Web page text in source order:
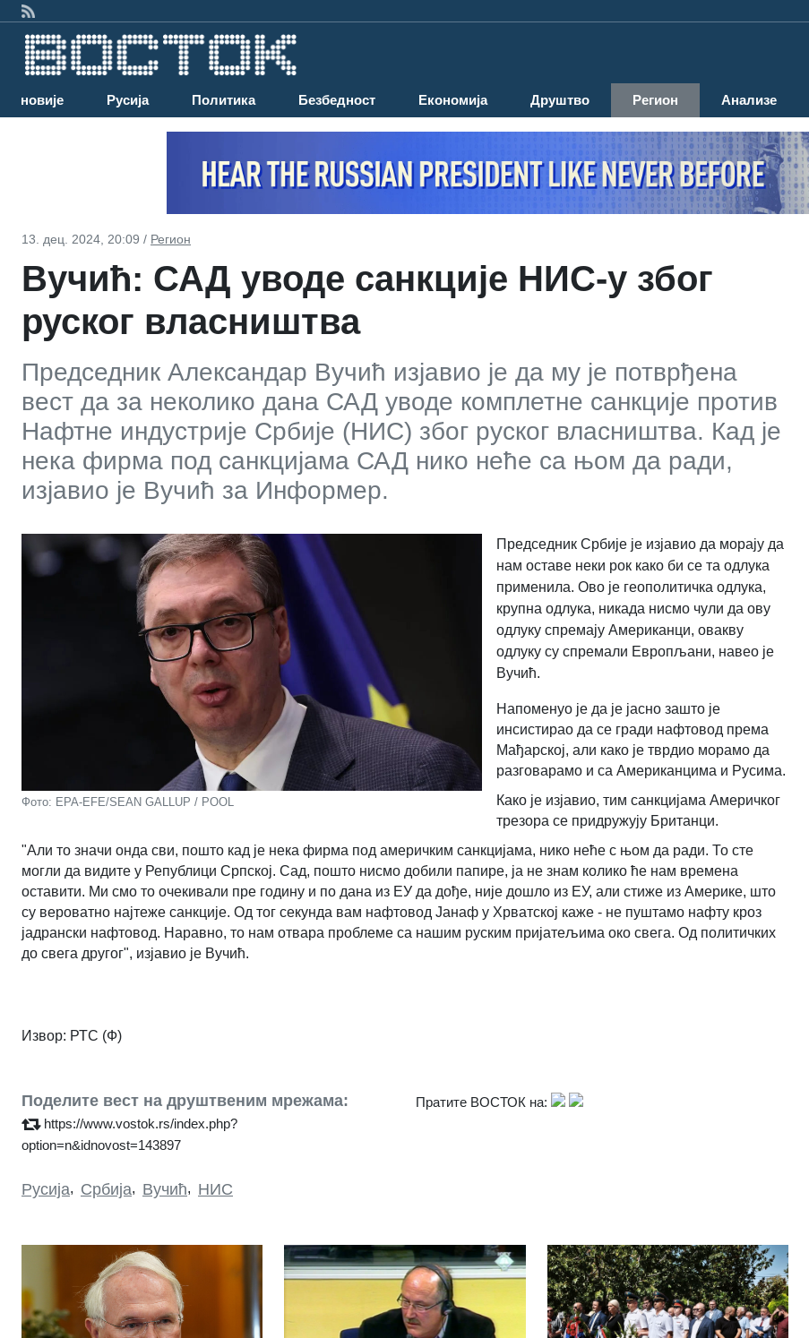
Најновије Русија Политика Безбедност Економија Друштво Регион Анализе
13. дец. 2024, 20:09 / Регион
Вучић: САД уводе санкције НИС-у због
руског власништва
Председник Александар Вучић изјавио је да му је потврђена
вест да за неколико дана САД уводе комплетне санкције против
Нафтне индустрије Србије (НИС) због руског власништва. Кад је
нека фирма под санкцијама САД нико неће са њом да ради,
изјавио је Вучић за Информер.
Фото: EPA-EFE/SEAN GALLUP / POOL
Председник Србије је изјавио да морају да
нам оставе неки рок како би се та одлука
применила. Ово је геополитичка одлука,
крупна одлука, никада нисмо чули да ову
одлуку спремају Американци, овакву
одлуку су спремали Европљани, навео је
Вучић.
Напоменуо је да је јасно зашто је
инсистирао да се гради нафтовод према
Мађарској, али како је тврдио морамо да
разговарамо и са Американцима и Русима.
Како је изјавио, тим санкцијама Америчког
трезора се придружују Британци.
"Али то значи онда сви, пошто кад је нека фирма под америчким санкцијама, нико неће с њом да ради. То сте
могли да видите у Републици Српској. Сад, пошто нисмо добили папире, ја не знам колико ће нам времена
оставити. Ми смо то очекивали пре годину и по дана из ЕУ да дође, није дошло из ЕУ, али стиже из Америке, што
су вероватно најтеже санкције. Од тог секунда вам нафтовод Јанаф у Хрватској каже - не пуштамо нафту кроз
јадрански нафтовод. Наравно, то нам отвара проблеме са нашим руским пријатељима око свега. Од политичких
до свега другог", изјавио је Вучић.
Извор: РТС (Ф)
Поделите вест на друштвеним мрежама:
https://www.vostok.rs/index.php?
option=n&idnovost=143897
Пратите ВОСТОК на:
Русија, Србија, Вучић, НИС